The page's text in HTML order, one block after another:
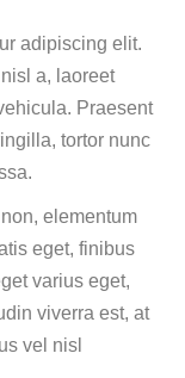
adipiscing elit.
a, laoreet
Praesent
tortor nunc
elementum
eget, finibus
varius eget,
viverra est, at
vel nisl